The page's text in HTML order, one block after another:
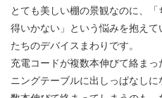
とても美しい棚の景観なのに、
得いかない」という悩みを抱え
たちのデバイスまわりです。
充電コードが複数本伸びて絡ま
ニングテーブルに出しっぱなし